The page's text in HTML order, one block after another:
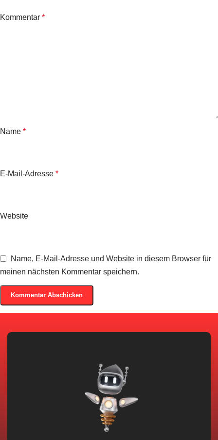
Kommentar *
Name *
E-Mail-Adresse *
Website
Name, E-Mail-Adresse und Website in diesem Browser für
meinen nächsten Kommentar speichern.